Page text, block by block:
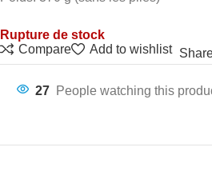
Rupture de stock
Compare
Add to wishlist
27 People watching this